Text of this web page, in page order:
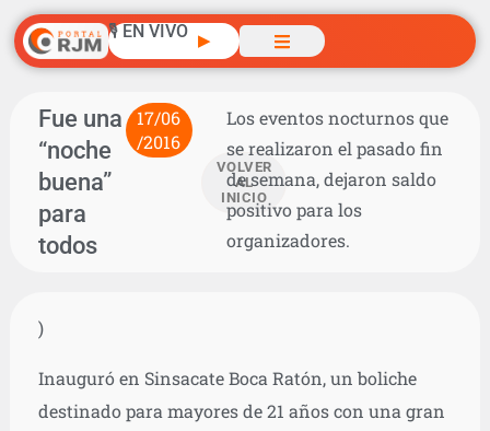
🎙️ EN VIVO ▶
Fue una
“noche
buena”
para
todos
17/06
/2016
VOLVER
AL
INICIO
Los eventos nocturnos que
se realizaron el pasado fin
de semana, dejaron saldo
positivo para los
organizadores.
)
Inauguró en Sinsacate Boca Ratón, un boliche
destinado para mayores de 21 años con una gran